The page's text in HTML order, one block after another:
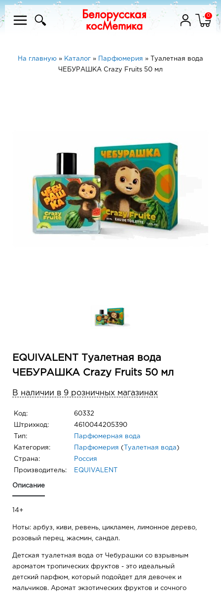
0
На главную » Каталог » Парфюмерия »
Туалетная вода
ЧЕБУРАШКА Crazy Fruits 50 мл
EQUIVALENT Туалетная вода
ЧЕБУРАШКА Crazy Fruits 50 мл
В наличии в 9 розничных магазинах
Код: 60332
Штрихкод: 4610044205390
Тип: Парфюмерная вода
Категория: Парфюмерия ( Туалетная вода )
Страна: Россия
Производитель: EQUIVALENT
Описание
14+
Ноты: арбуз, киви, ревень, цикламен, лимонное дерево,
розовый перец, жасмин, сандал.
Детская туалетная вода от Чебурашки со взрывным
ароматом тропических фруктов - это идеальный
детский парфюм, который подойдет для девочек и
мальчиков. Аромат экзотических фруктов и сочного